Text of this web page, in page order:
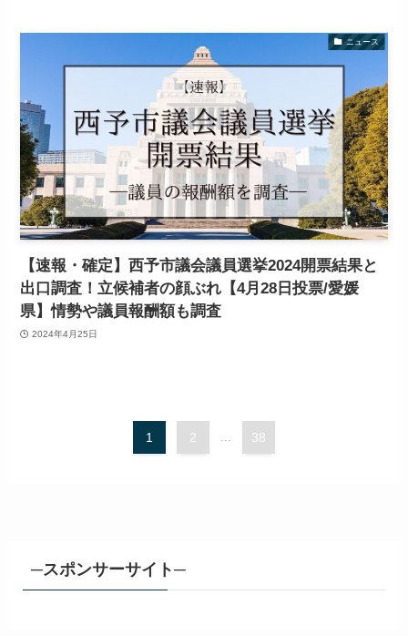
ニュース
【速報・確定】西予市議会議員選挙2024開票結果と
出口調査！立候補者の顔ぶれ【4月28日投票/愛媛
県】情勢や議員報酬額も調査
2024年4月25日
1 2 38
─スポンサーサイト─